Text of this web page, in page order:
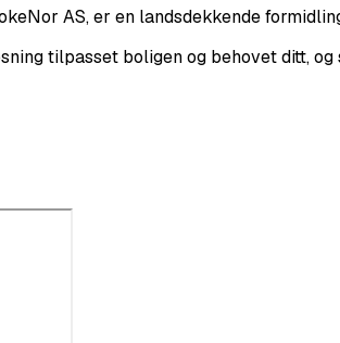
AS, er en landsdekkende
tilpasset boligen og behovet ditt,